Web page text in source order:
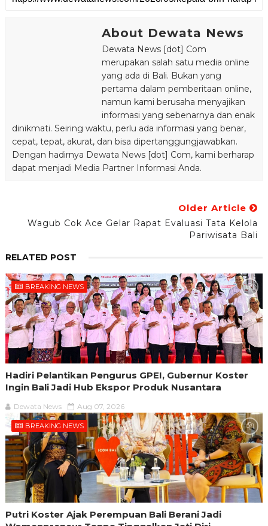
About Dewata News
Dewata News [dot] Com
merupakan salah satu media online
yang ada di Bali. Bukan yang
pertama dalam pemberitaan online,
namun kami berusaha menyajikan
informasi yang sebenarnya dan enak
dinikmati. Seiring waktu, perlu ada informasi yang benar,
cepat, tepat, akurat, dan bisa dipertanggungjawabkan.
Dengan hadirnya Dewata News [dot] Com, kami berharap
dapat menjadi Media Partner Informasi Anda.
Older Article
Wagub Cok Ace Gelar Rapat Evaluasi Tata Kelola
Pariwisata Bali
RELATED POST
BREAKING NEWS
Hadiri Pelantikan Pengurus GPEI, Gubernur Koster
Ingin Bali Jadi Hub Ekspor Produk Nusantara
Dewata News Aug 07, 2026
BREAKING NEWS
Putri Koster Ajak Perempuan Bali Berani Jadi